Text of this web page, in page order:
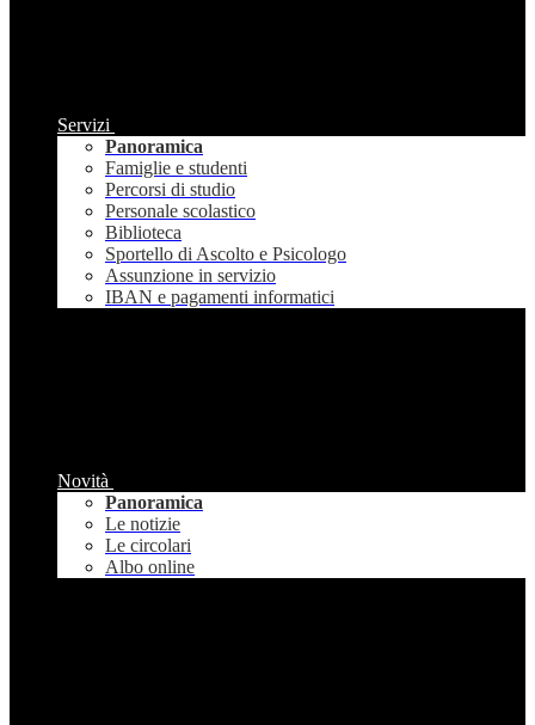
Servizi
Panoramica
Famiglie e studenti
Percorsi di studio
Personale scolastico
Biblioteca
Sportello di Ascolto e Psicologo
Assunzione in servizio
IBAN e pagamenti informatici
Novità
Panoramica
Le notizie
Le circolari
Albo online